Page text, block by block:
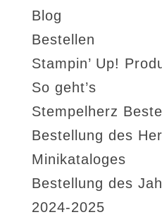
Blog
Bestellen
Stampin’ Up!
So geht’s
Stempelherz
Bestellung des
Minikataloges
Bestellung des
2024-2025